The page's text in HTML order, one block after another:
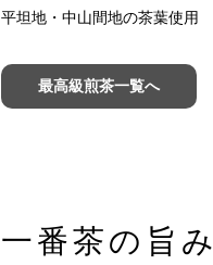
平坦地・中山間地の茶葉使用
最高級煎茶一覧へ
一番茶の旨